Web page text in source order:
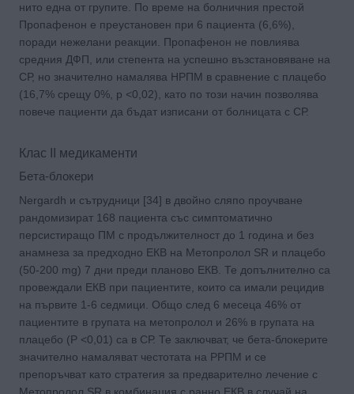
нито една от групите. По време на болничния престой
Пропафенон е преустановен при 6 пациента (6,6%),
поради нежелани реакции. Пропафенон не повлиява
средния ДФП, или степента на успешно възстановяване на
СР, но значително намалява НРПМ в сравнение с плацебо
(16,7% срещу 0%, p <0,02), като по този начин позволява
повече пациенти да бъдат изписани от болницата с СР.
Клас II медикаменти
Бета-блокери
Nergardh и сътрудници [34] в двойно сляпо проучване
рандомизират 168 пациента със симптоматично
персистиращо ПМ с продължителност до 1 година и без
анамнеза за предходно ЕКВ на Метопролол SR и плацебо
(50-200 mg) 7 дни преди планово ЕКВ. Те допълнително са
провеждали ЕКВ при пациентите, които са имали рецидив
на първите 1-6 седмици. Общо след 6 месеца 46% от
пациентите в групата на метопролол и 26% в групата на
плацебо (P <0,01) са в СР. Те заключват, че бета-блокерите
значително намаляват честотата на РРПМ и се
препоръчват като стратегия за предварително лечение с